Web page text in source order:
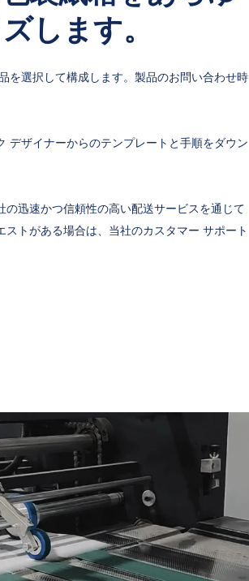
します。
を選択して構成します。製品のお問い合わせ時
デザイナーからのテンプレートと手順をダウン
迅速かつ信頼性の高い配送サービスを通じて
トがある場合は、当社のカスタマー サポート